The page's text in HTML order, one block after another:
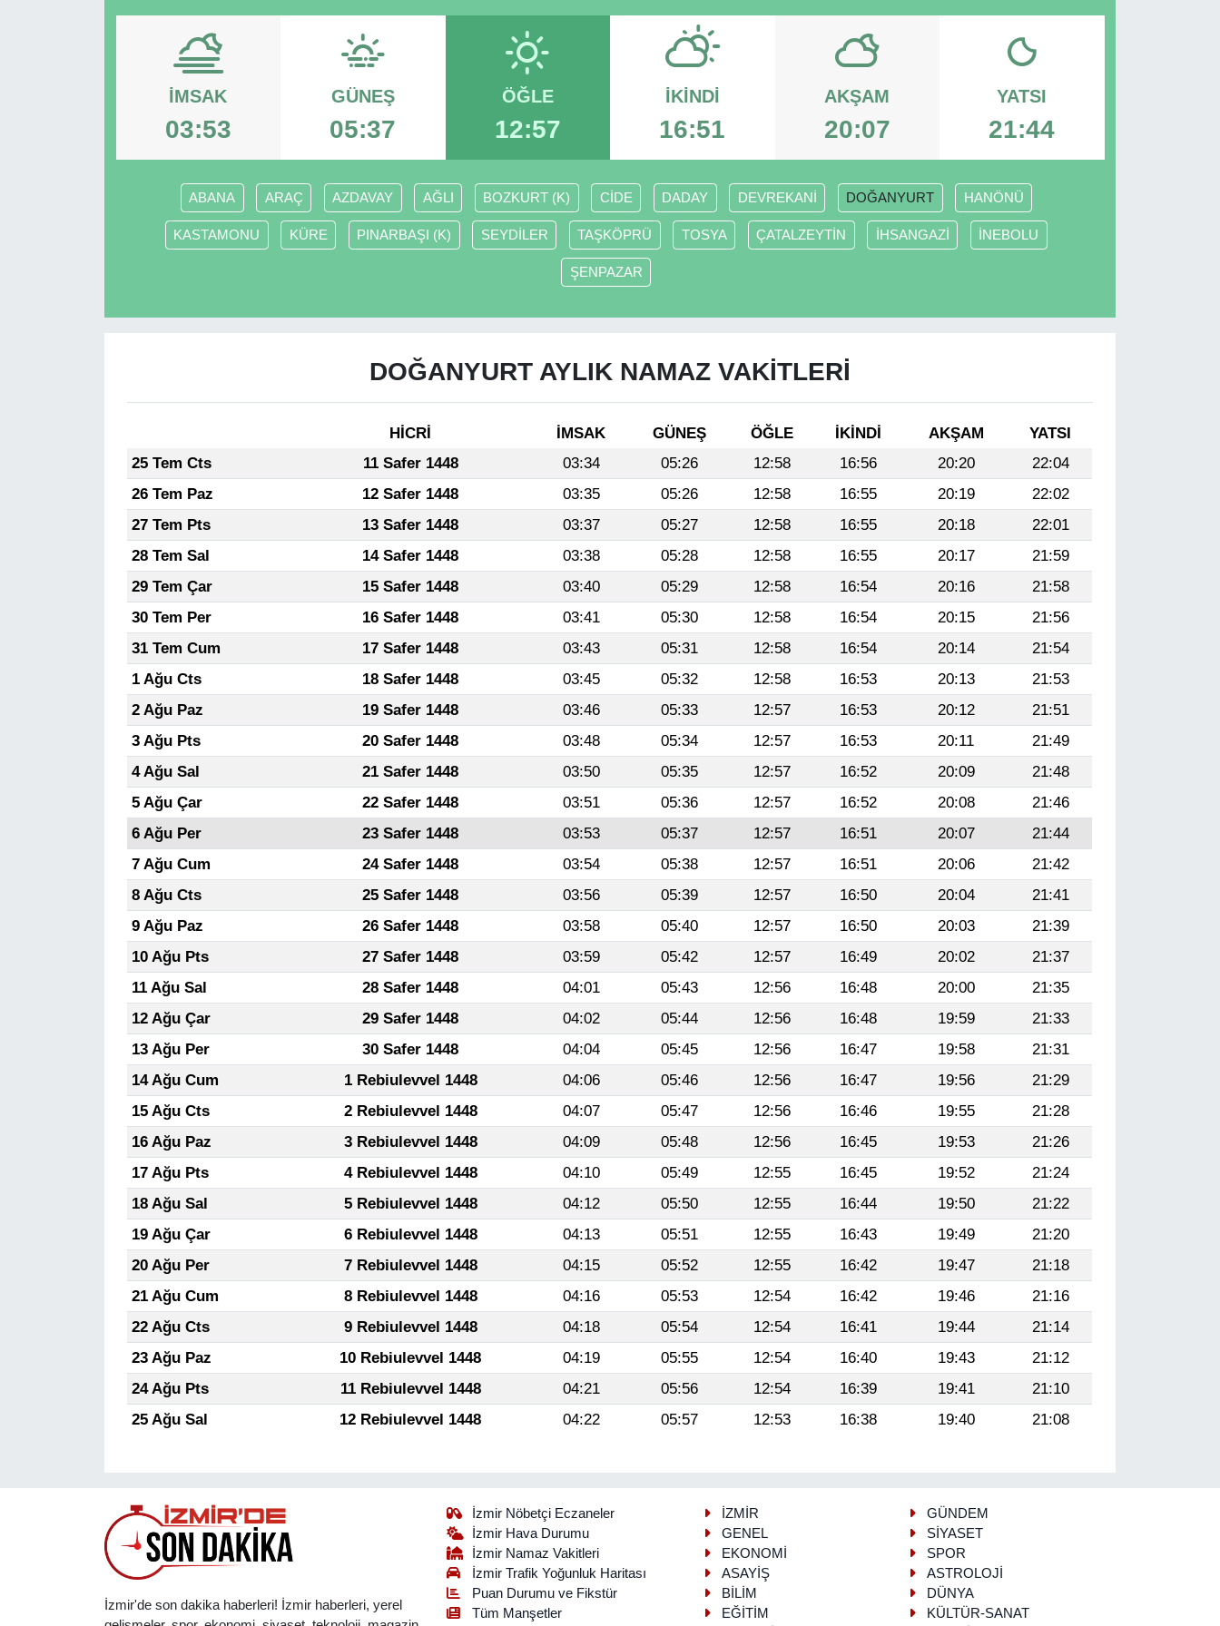
İMSAK
03:53
GÜNEŞ
05:37
ÖĞLE
12:57
İKINDI
16:51
AKŞAM
20:07
YATSI
21:44
ABANA ARAÇ AZDAVAY AĞLI BOZKURT (K) CİDE DADAY DEVREKANİ DOĞANYURT HANÖNÜ
KASTAMONU KÜRE PINARBAŞI (K) SEYDİLER TAŞKÖPRÜ TOSYA ÇATALZEYTİN İHSANGAZİ İNEBOLU
ŞENPAZAR
DOĞANYURT AYLIK NAMAZ VAKITLERI
HİCRİ İMSAK GÜNEŞ ÖĞLE İKINDI AKŞAM
YATSI
25 Tem Cts
11 Safer 1448 03:34 05:26 12:58 16:56 20:20
22:04
26 Tem Paz
12 Safer 1448 03:35 05:26 12:58 16:55 20:19
22:02
27 Tem Pts
13 Safer 1448 03:37 05:27 12:58 16:55 20:18
22:01
28 Tem Sal
14 Safer 1448 03:38 05:28 12:58 16:55 20:17
21:59
29 Tem Çar
15 Safer 1448 03:40 05:29 12:58 16:54 20:16
21:58
30 Tem Per
16 Safer 1448 03:41 05:30 12:58 16:54 20:15
21:56
31 Tem Cum
17 Safer 1448 03:43 05:31 12:58 16:54 20:14
21:54
1 Ağu Cts
18 Safer 1448 03:45 05:32 12:58 16:53 20:13
21:53
2 Ağu Paz
19 Safer 1448 03:46 05:33 12:57 16:53 20:12
21:51
3 Ağu Pts
20 Safer 1448 03:48 05:34 12:57 16:53 20:11
21:49
4 Ağu Sal
21 Safer 1448 03:50 05:35 12:57 16:52 20:09
21:48
5 Ağu Çar
22 Safer 1448 03:51 05:36 12:57 16:52 20:08
21:46
6 Ağu Per
23 Safer 1448 03:53 05:37 12:57 16:51 20:07
21:44
7 Ağu Cum
24 Safer 1448 03:54 05:38 12:57 16:51 20:06
21:42
8 Ağu Cts
25 Safer 1448 03:56 05:39 12:57 16:50 20:04
21:41
9 Ağu Paz
26 Safer 1448 03:58 05:40 12:57 16:50 20:03
21:39
10 Ağu Pts
27 Safer 1448 03:59 05:42 12:57 16:49 20:02
21:37
11 Ağu Sal
28 Safer 1448 04:01 05:43 12:56 16:48 20:00
21:35
12 Ağu Çar
29 Safer 1448 04:02 05:44 12:56 16:48 19:59
21:33
13 Ağu Per
30 Safer 1448 04:04 05:45 12:56 16:47 19:58
21:31
14 Ağu Cum
1 Rebiulevvel 1448 04:06 05:46 12:56 16:47 19:56
21:29
15 Ağu Cts
2 Rebiulevvel 1448 04:07 05:47 12:56 16:46 19:55
21:28
16 Ağu Paz
3 Rebiulevvel 1448 04:09 05:48 12:56 16:45 19:53
21:26
17 Ağu Pts
4 Rebiulevvel 1448 04:10 05:49 12:55 16:45 19:52
21:24
18 Ağu Sal
5 Rebiulevvel 1448 04:12 05:50 12:55 16:44 19:50
21:22
19 Ağu Çar
6 Rebiulevvel 1448 04:13 05:51 12:55 16:43 19:49
21:20
20 Ağu Per
7 Rebiulevvel 1448 04:15 05:52 12:55 16:42 19:47
21:18
21 Ağu Cum
8 Rebiulevvel 1448 04:16 05:53 12:54 16:42 19:46
21:16
22 Ağu Cts
9 Rebiulevvel 1448 04:18 05:54 12:54 16:41 19:44
21:14
23 Ağu Paz
10 Rebiulevvel 1448 04:19 05:55 12:54 16:40 19:43
21:12
24 Ağu Pts
11 Rebiulevvel 1448 04:21 05:56 12:54 16:39 19:41
21:10
25 Ağu Sal
12 Rebiulevvel 1448 04:22 05:57 12:53 16:38 19:40 21:08
İzmir'de son dakika haberleri! İzmir haberleri, yerel
İzmir Nöbetçi Eczaneler
İzmir Hava Durumu
İzmir Namaz Vakitleri
İzmir Trafik Yoğunluk Haritası
Puan Durumu ve Fikstür
Tüm Manşetler
İZMİR
GÜNDEM
GENEL
SİYASET
EKONOMİ
SPOR
ASAYİŞ
ASTROLOJİ
BİLİM
DÜNYA
EĞİTİM
KÜLTÜR-SANAT